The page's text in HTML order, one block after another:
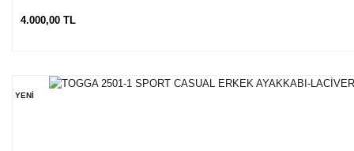
4.000,00 TL
YENİ